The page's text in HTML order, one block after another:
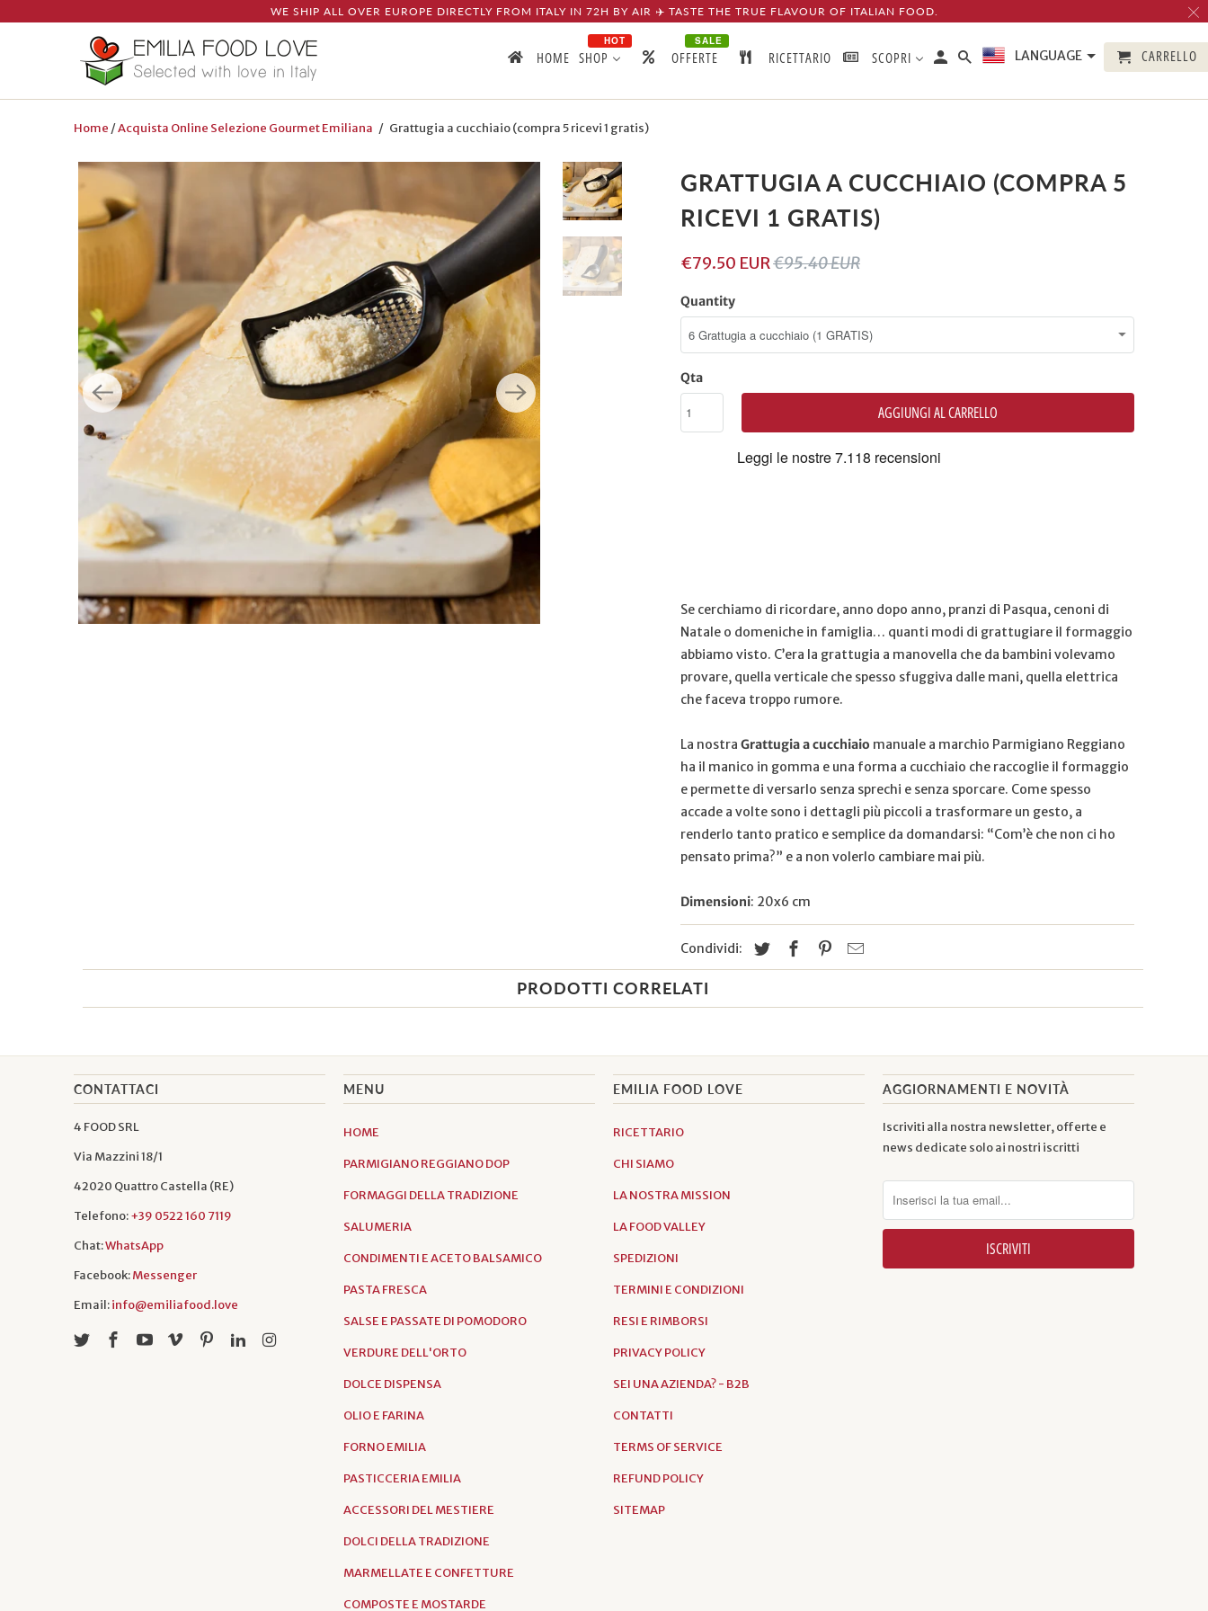
Home /Acquista Online Selezione Gourmet Emiliana / Grattugia a cucchiaio (compra 5 ricevi 1 gratis)
GRATTUGIA A CUCCHIAIO (COMPRA 5
RICEVI 1 GRATIS)
€79.50 EUR€95.40 EUR
Quantity
Qta
AGGIUNGI AL CARRELLO
Se cerchiamo di ricordare, anno dopo anno, pranzi di Pasqua, cenoni di
Natale o domeniche in famiglia… quanti modi di grattugiare il formaggio
abbiamo visto. C’era la grattugia a manovella che da bambini volevamo
provare, quella verticale che spesso sfuggiva dalle mani, quella elettrica
che faceva troppo rumore.
La nostra Grattugia a cucchiaio manuale a marchio Parmigiano Reggiano
ha il manico in gomma e una forma a cucchiaio che raccoglie il formaggio
e permette di versarlo senza sprechi e senza sporcare. Come spesso
accade a volte sono i dettagli più piccoli a trasformare un gesto, a
renderlo tanto pratico e semplice da domandarsi: “Com’è che non ci ho
pensato prima?” e a non volerlo cambiare mai più.
Dimensioni: 20x6 cm
Condividi:
PRODOTTI CORRELATI
CONTATTACI
4 FOOD SRL
Via Mazzini 18/1
42020 Quattro Castella (RE)
Telefono:+39 0522 160 7119
Chat:WhatsApp
Facebook:Messenger
Email:info@emiliafood.love
MENU
HOME
PARMIGIANO REGGIANO DOP
FORMAGGI DELLA TRADIZIONE
SALUMERIA
CONDIMENTI E ACETO BALSAMICO
PASTA FRESCA
SALSE E PASSATE DI POMODORO
VERDURE DELL'ORTO
DOLCE DISPENSA
OLIO E FARINA
FORNO EMILIA
PASTICCERIA EMILIA
ACCESSORI DEL MESTIERE
DOLCI DELLA TRADIZIONE
MARMELLATE E CONFETTURE
COMPOSTE E MOSTARDE
EMILIA FOOD LOVE
RICETTARIO
CHI SIAMO
LA NOSTRA MISSION
LA FOOD VALLEY
SPEDIZIONI
TERMINI E CONDIZIONI
RESI E RIMBORSI
PRIVACY POLICY
SEI UNA AZIENDA? - B2B
CONTATTI
TERMS OF SERVICE
REFUND POLICY
SITEMAP
AGGIORNAMENTI E NOVITÀ
Iscriviti alla nostra newsletter, offerte e
news dedicate solo ai nostri iscritti
WE SHIP ALL OVER EUROPE DIRECTLY FROM ITALY IN 72H BY AIR ✈️ TASTE THE TRUE FLAVOUR OF ITALIAN FOOD.
HOME SHOP
HOT
OFFERTE
SALE
RICETTARIO SCOPRI LANGUAGE CARRELLO